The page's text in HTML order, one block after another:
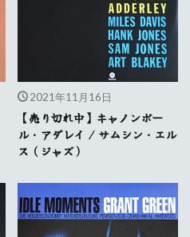
2021年11月16日
【売り切れ中】キャノンボー
ル・アダレイ / サムシン・エル
ス（ジャズ）